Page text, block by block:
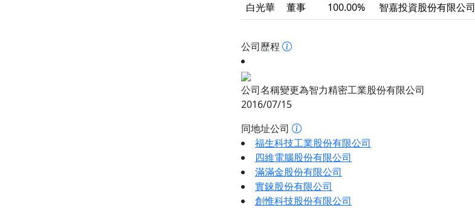
白光華
董事 100.00% 智嘉投資股份有限公司
公司歷程
公司名稱變更為智力精密工業股份有限公司
2016/07/15
同地址公司
福生科技工業股份有限公司
四維電腦股份有限公司
滿滿金股份有限公司
實錸股份有限公司
創惟科技股份有限公司